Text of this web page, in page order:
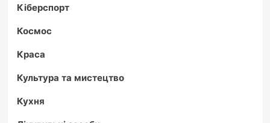
Кіберспорт
Космос
Краса
Культура та мистецтво
Кухня